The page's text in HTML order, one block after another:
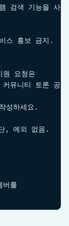
검색 기능을 사용
스 홍보 금지.
요청은
뮤니티 토론 공간
성하세요.
, 예외 없음.
버를